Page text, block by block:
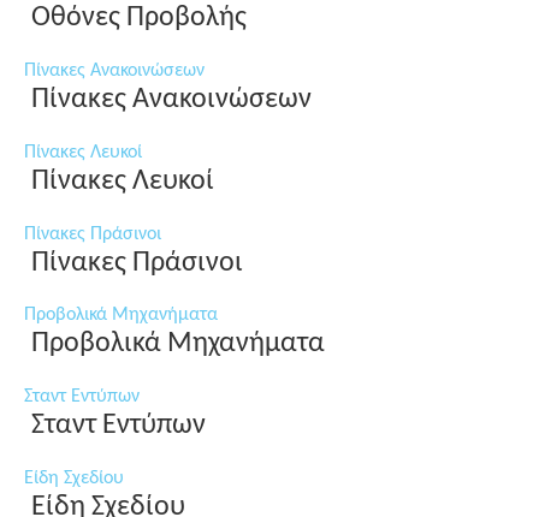
Οθόνες Προβολής
Πίνακες Ανακοινώσεων
Πίνακες Ανακοινώσεων
Πίνακες Λευκοί
Πίνακες Λευκοί
Πίνακες Πράσινοι
Πίνακες Πράσινοι
Προβολικά Μηχανήματα
Προβολικά Μηχανήματα
Σταντ Εντύπων
Σταντ Εντύπων
Είδη Σχεδίου
Είδη Σχεδίου